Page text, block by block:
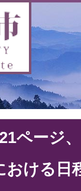
ページ
おける日